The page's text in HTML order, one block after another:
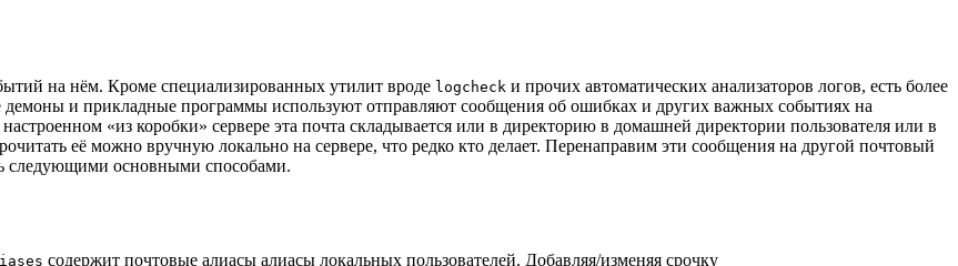
на нём. Кроме специализированных утилит вроде logcheck и прочих автоматических анализаторов логов, есть более
и прикладные программы используют отправляют сообщения об ошибках и других важных событиях на
«из коробки» сервере эта почта складывается или в директорию в домашней директории пользователя или в
её можно вручную локально на сервере, что редко кто делает. Перенаправим эти сообщения на другой почтовый
следующими основными способами.
содержит почтовые алиасы алиасы локальных пользователей. Добавляя/изменяя срочку